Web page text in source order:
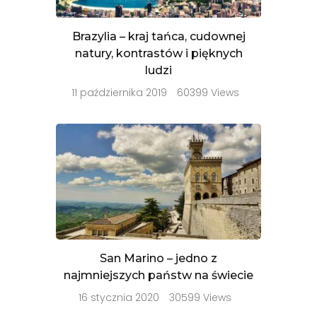
Brazylia – kraj tańca, cudownej
natury, kontrastów i pięknych
ludzi
11 października 2019 60399 Views
San Marino – jedno z
najmniejszych państw na świecie
16 stycznia 2020 30599 Views